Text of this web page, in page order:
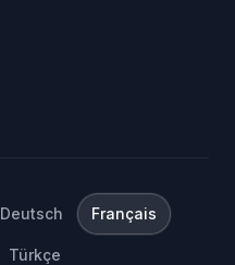
Deutsch Français
Türkçe